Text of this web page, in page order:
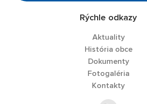
Rýchle odkazy
Aktuality
História obce
Dokumenty
Fotogaléria
Kontakty